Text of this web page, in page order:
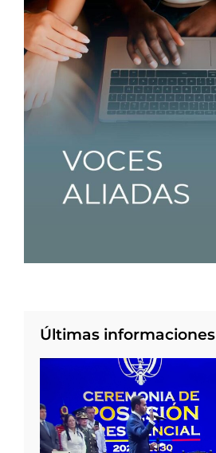
Últimas informaciones